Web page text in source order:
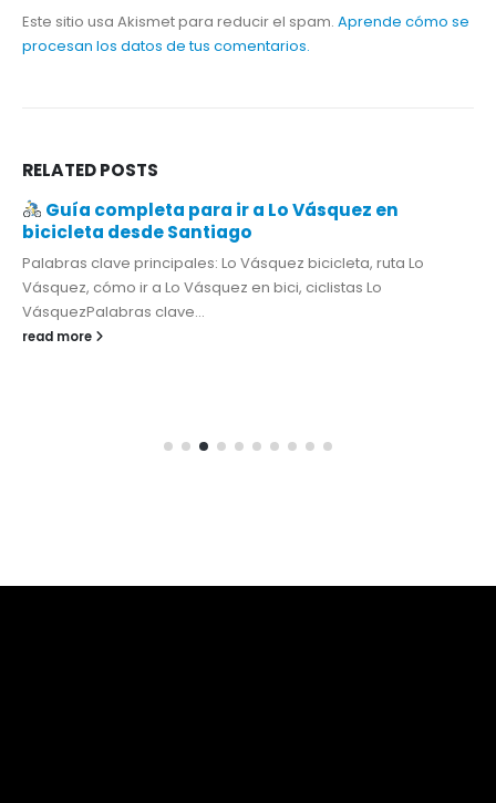
Este sitio usa Akismet para reducir el spam. Aprende cómo se
procesan los datos de tus comentarios.
RELATEDPOSTS
Guía completa para ir a Lo Vásquez en
bicicleta desde Santiago
Palabras clave principales: Lo Vásquez bicicleta, ruta Lo
Vásquez, cómo ir a Lo Vásquez en bici, ciclistas Lo
VásquezPalabras clave...
read more